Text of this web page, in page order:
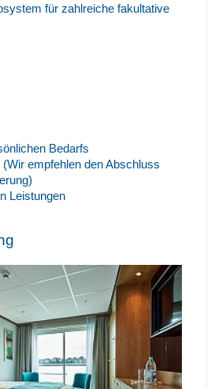
für zahlreiche fakultative
Bedarfs
empfehlen den Abschluss
Leistungen